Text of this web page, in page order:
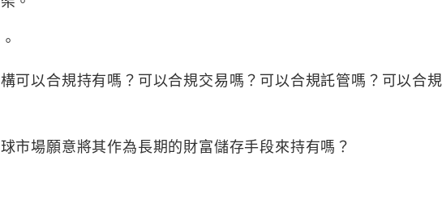
可以合規持有嗎？可以合規交易嗎？可以合規託管嗎？可以合
市場願意將其作為長期的財富儲存手段來持有嗎？